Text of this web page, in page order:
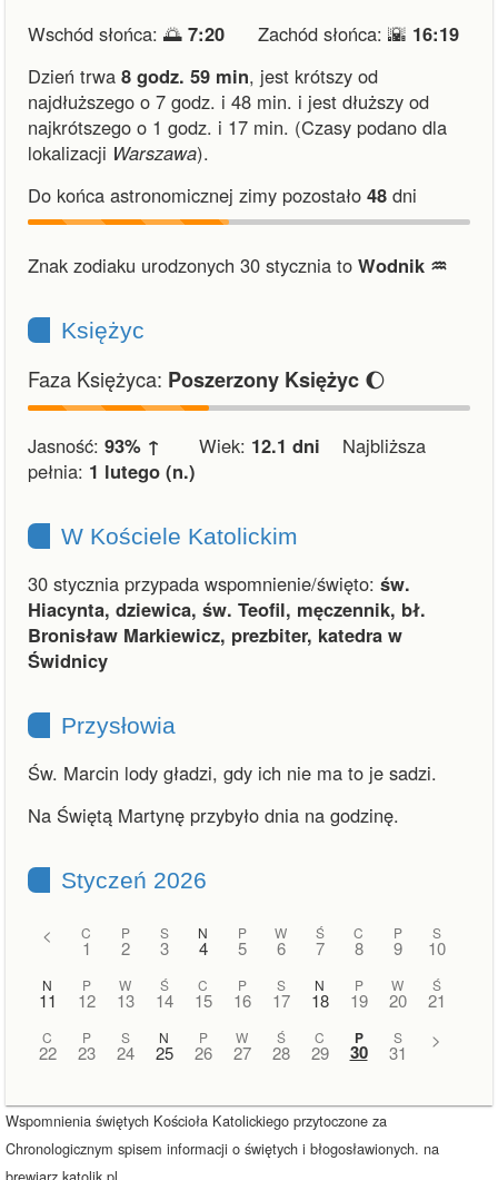
Wschód słońca: 🌅 7:20 Zachód słońca: 🌇 16:19
Dzień trwa 8 godz. 59 min, jest krótszy od
najdłuższego o 7 godz. i 48 min. i jest dłuższy od
najkrótszego o 1 godz. i 17 min. (Czasy podano dla
lokalizacji Warszawa).
Do końca astronomicznej zimy pozostało 48 dni
Znak zodiaku urodzonych 30 stycznia to Wodnik ♒︎
Księżyc
Faza Księżyca: Poszerzony Księżyc 🌔
Jasność: 93% ↑ Wiek: 12.1 dni Najbliższa
pełnia: 1 lutego (n.)
W Kościele Katolickim
30 stycznia przypada wspomnienie/święto: św.
Hiacynta, dziewica, św. Teofil, męczennik, bł.
Bronisław Markiewicz, prezbiter, katedra w
Świdnicy
Przysłowia
Św. Marcin lody gładzi, gdy ich nie ma to je sadzi.
Na Świętą Martynę przybyło dnia na godzinę.
Styczeń 2026
< C
1
P
2
S
3
N
4
P
5
W
6
Ś
7
C
8
P
9
S
10
N
11
P
12
W
13
Ś
14
C
15
P
16
S
17
N
18
P
19
W
20
Ś
21
C
22
P
23
S
24
N
25
P
26
W
27
Ś
28
C
29
P
30
S
31
>
Wspomnienia świętych Kościoła Katolickiego przytoczone za
Chronologicznym spisem informacji o świętych i błogosławionych. na